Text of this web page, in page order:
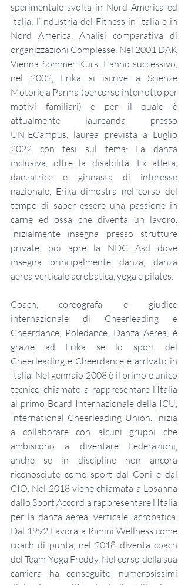
sperimentale svolta in Nord America ed
Italia: l’Industria del Fitness in Italia e in
Nord America, Analisi comparativa di
organizzazioni Complesse. Nel 2001 DAK
Vienna Sommer Kurs. L'anno successivo,
nel 2002, Erika si iscrive a Scienze
Motorie a Parma (percorso interrotto per
motivi familiari) e per il quale è
attualmente laureanda presso
UNIECampus, laurea prevista a Luglio
2022 con tesi sul tema: La danza
inclusiva, oltre la disabilità. Ex atleta,
danzatrice e ginnasta di interesse
nazionale, Erika dimostra nel corso del
tempo di saper essere una passione in
carne ed ossa che diventa un lavoro.
Inizialmente insegna presso strutture
private, poi apre la NDC Asd dove
insegna principalmente danza, danza
aerea verticale acrobatica, yoga e pilates.
Coach, coreografa e giudice
internazionale di Cheerleading e
Cheerdance, Poledance, Danza Aerea, è
grazie ad Erika se lo sport del
Cheerleading e Cheerdance è arrivato in
Italia. Nel gennaio 2008 è il primo e unico
tecnico chiamato a rappresentare l’Italia
al primo Board Internazionale della ICU,
International Cheerleading Union. Inizia
a collaborare con alcuni gruppi che
ambiscono a diventare Federazioni,
anche se in discipline non ancora
riconosciute come sport dal Coni e dal
CIO. Nel 2018 viene chiamata a Losanna
dallo Sport Accord a rappresentare l’Italia
per la danza aerea, verticale, acrobatica.
Dal 1992 Lavora a Rimini Wellness come
coach di punta, nel 2018 diventa coach
del Team Yoga Freddy. Nel corso della sua
carriera ha conseguito numerosissimi